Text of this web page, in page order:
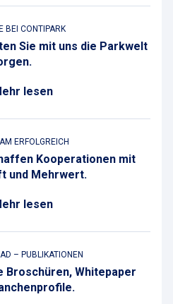
Sie mit uns die Parkwelt
BEI CONTIPARK
lesen
Kooperationen mit
und Mehrwert.
ERFOLGREICH
lesen
Broschüren, Whitepaper
– PUBLIKATIONEN